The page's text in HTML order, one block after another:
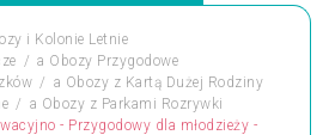
i Kolonie Letnie
a Obozy Przygodowe
a Obozy z Kartą Dużej Rodziny
a Obozy z Parkami Rozrywki
- Przygodowy dla młodzieży -